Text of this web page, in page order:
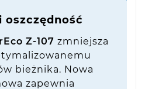
Z-107 zmniejsza
bieżnika. Nowa
zapewnia